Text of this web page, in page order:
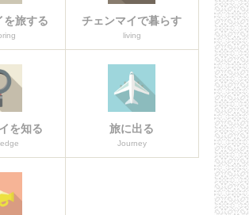
を旅する チェンマイで暮らす
living
を知る 旅に出る
Journey